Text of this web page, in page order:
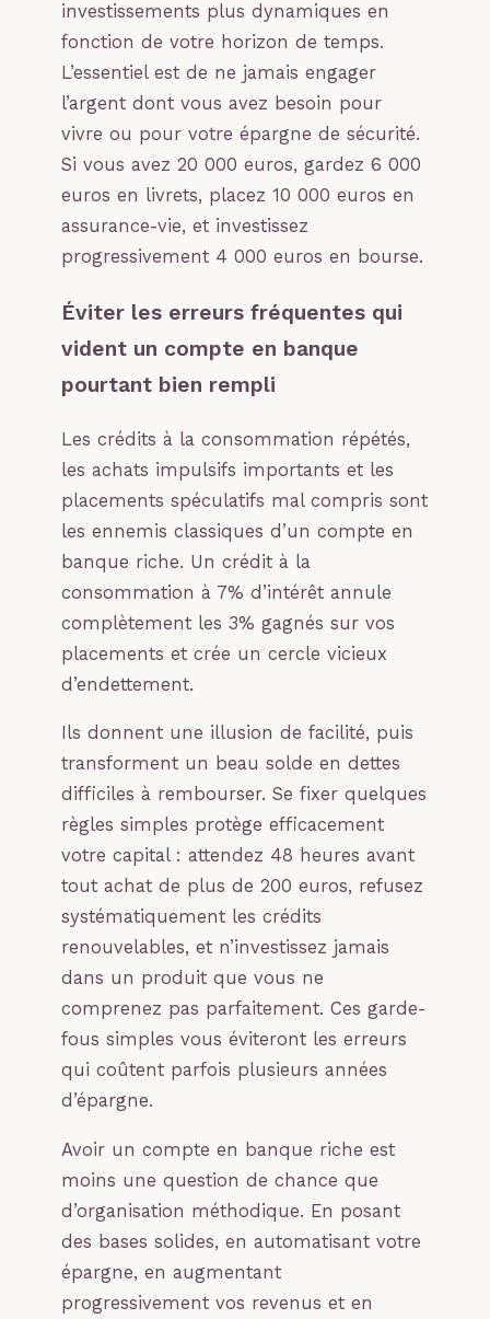
investissements plus dynamiques en
fonction de votre horizon de temps.
L’essentiel est de ne jamais engager
l’argent dont vous avez besoin pour
vivre ou pour votre épargne de sécurité.
Si vous avez 20 000 euros, gardez 6 000
euros en livrets, placez 10 000 euros en
assurance-vie, et investissez
progressivement 4 000 euros en bourse.
Éviter les erreurs fréquentes qui
vident un compte en banque
pourtant bien rempli
Les crédits à la consommation répétés,
les achats impulsifs importants et les
placements spéculatifs mal compris sont
les ennemis classiques d’un compte en
banque riche. Un crédit à la
consommation à 7% d’intérêt annule
complètement les 3% gagnés sur vos
placements et crée un cercle vicieux
d’endettement.
Ils donnent une illusion de facilité, puis
transforment un beau solde en dettes
difficiles à rembourser. Se fixer quelques
règles simples protège efficacement
votre capital : attendez 48 heures avant
tout achat de plus de 200 euros, refusez
systématiquement les crédits
renouvelables, et n’investissez jamais
dans un produit que vous ne
comprenez pas parfaitement. Ces garde-
fous simples vous éviteront les erreurs
qui coûtent parfois plusieurs années
d’épargne.
Avoir un compte en banque riche est
moins une question de chance que
d’organisation méthodique. En posant
des bases solides, en automatisant votre
épargne, en augmentant
progressivement vos revenus et en